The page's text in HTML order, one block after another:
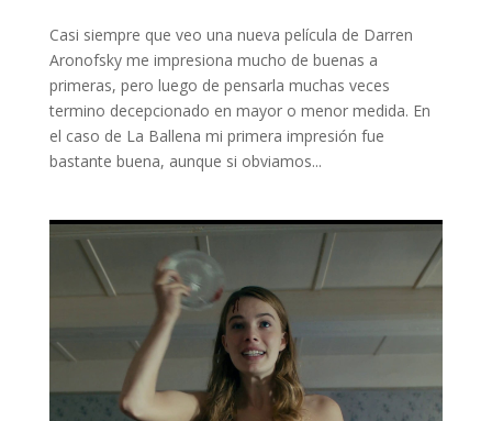
Casi siempre que veo una nueva película de Darren
Aronofsky me impresiona mucho de buenas a
primeras, pero luego de pensarla muchas veces
termino decepcionado en mayor o menor medida. En
el caso de La Ballena mi primera impresión fue
bastante buena, aunque si obviamos...